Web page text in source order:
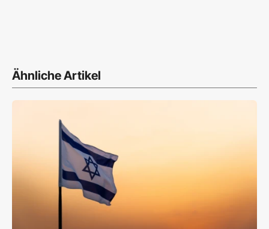
Ähnliche Artikel